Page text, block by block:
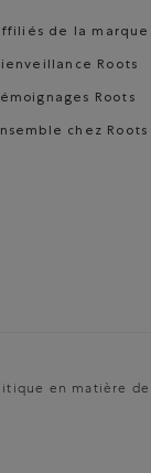
de la marque
Roots
Roots
chez Roots
en matière